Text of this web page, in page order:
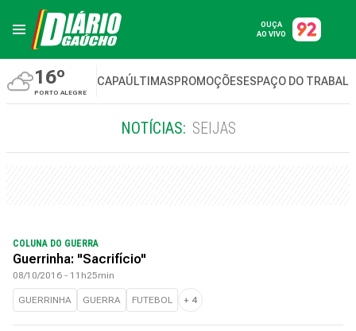
OUÇA
AO VIVO
16º
PORTO ALEGRE
CAPAÚLTIMASPROMOÇÕESESPAÇO DO
NOTÍCIAS: SEIJAS
COLUNA DO GUERRA
Guerrinha: "Sacrifício"
08/10/2016 - 11h25min
GUERRINHA GUERRA FUTEBOL + 4